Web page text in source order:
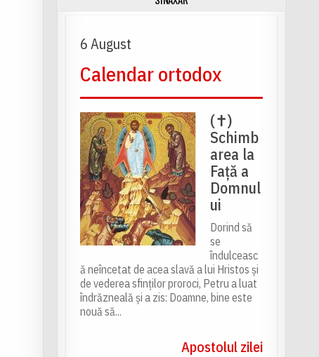
6 August
Calendar ortodox
(✝)
Schimb
area la
Față a
Domnul
ui
Dorind să
se
îndulceasc
ă neîncetat de acea slavă a lui Hristos și
de vederea sfinților proroci, Petru a luat
îndrăzneală și a zis: Doamne, bine este
nouă să...
Apostolul zilei